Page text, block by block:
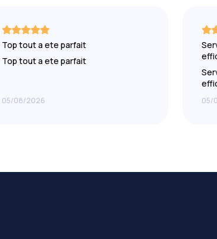
Top tout a ete parfait
Top tout a ete parfait
05/08/2026 05/